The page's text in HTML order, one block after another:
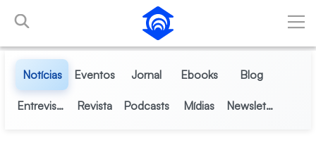
Pular para o Conteúdo principal
Notícias Eventos Jornal Ebooks Blog
Entrevistas Revista Podcasts Mídias Newsletter